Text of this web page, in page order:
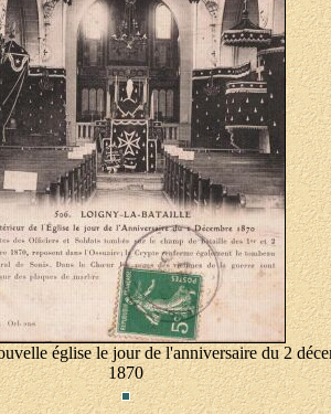
église le jour de l'anniversaire du 2
1870